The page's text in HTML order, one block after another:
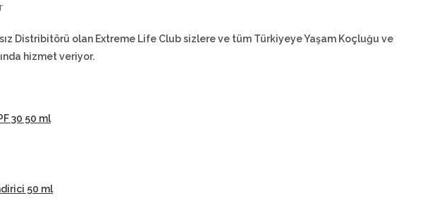
Distribitörü olan Extreme Life Club sizlere ve tüm Türkiyeye Yaşam Koçluğu ve
hizmet veriyor.
30 50 ml
50 ml